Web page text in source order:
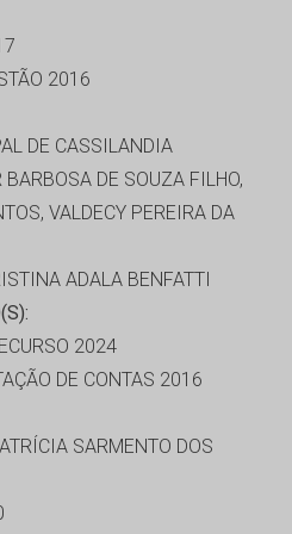
2016
DE CASSILANDIA
BARBOSA DE SOUZA FILHO,
VALDECY PEREIRA DA
ADALA BENFATTI
2024
DE CONTAS 2016
SARMENTO DOS